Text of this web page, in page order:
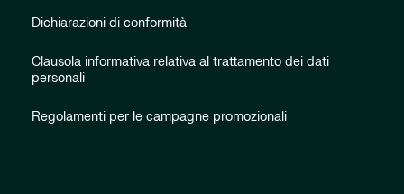
Dichiarazioni di conformità
Clausola informativa relativa al trattamento dei dati
personali
Regolamenti per le campagne promozionali